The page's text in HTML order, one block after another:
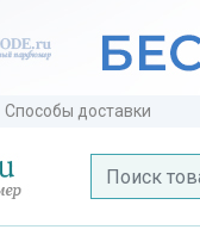
Способы доставки